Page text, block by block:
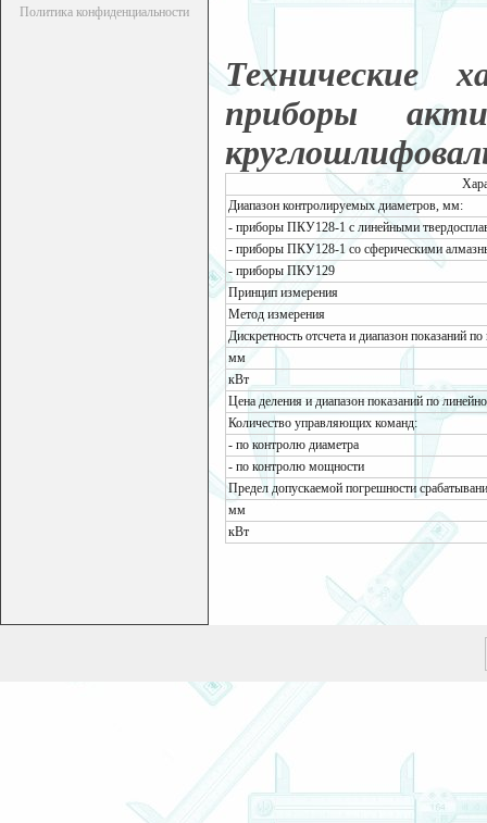
Технические
приборы
Диапазон контролируемых диаметров, мм:
- приборы ПКУ128-1 с линейными
- приборы ПКУ128-1 со сферическими
- приборы ПКУ129
Принцип измерения
Метод измерения
Дискретность отсчета и диапазон показаний
мм
кВт
Цена деления и диапазон показаний по
Количество управляющих команд:
- по контролю диаметра
- по контролю мощности
Предел допускаемой погрешности
мм
кВт
Политика конфиденциальности